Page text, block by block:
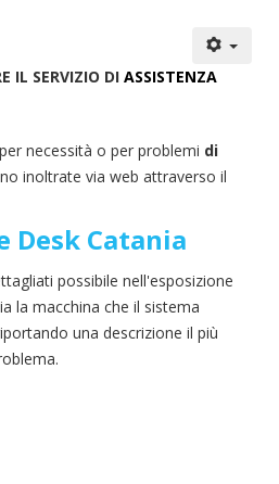
IL SERVIZIO DI ASSISTENZA
necessità o per problemi di
inoltrate via web attraverso il
Desk Catania
possibile nell'esposizione
la macchina che il sistema
una descrizione il più